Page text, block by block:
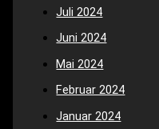
Juli 2024
Juni 2024
Mai 2024
Februar 2024
Januar 2024